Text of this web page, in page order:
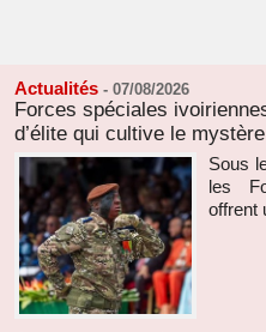
Actualités - 07/08/2026
Forces spéciales
d’élite qui cultive le
Sous
les
offrent